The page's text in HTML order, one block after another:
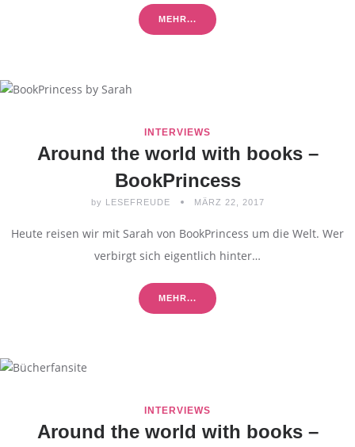
MEHR...
INTERVIEWS
Around the world with books –
BookPrincess
by LESEFREUDE MÄRZ 22, 2017
Heute reisen wir mit Sarah von BookPrincess um die Welt. Wer
verbirgt sich eigentlich hinter…
MEHR...
INTERVIEWS
Around the world with books –